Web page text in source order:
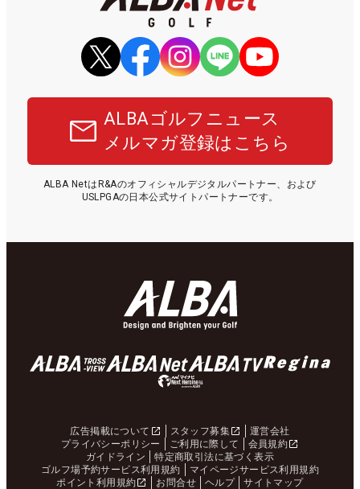
ALBAゴルフニュース
メルマガ登録はこちら
ALBA NetはR&Aのオフィシャルデジタルパートナー、および
USLPGAの日本公式サイトパートナーです。
広告掲載について スタッフ募集
運営会社
プライバシーポリシー
ご利用に際して
会員規約
ガイドライン
特定商取引法に基づく表示
ゴルフ場予約サービス利用規約
マイページサービス利用規約
ポイント利用規約
お問合せ ヘルプ サイトマップ